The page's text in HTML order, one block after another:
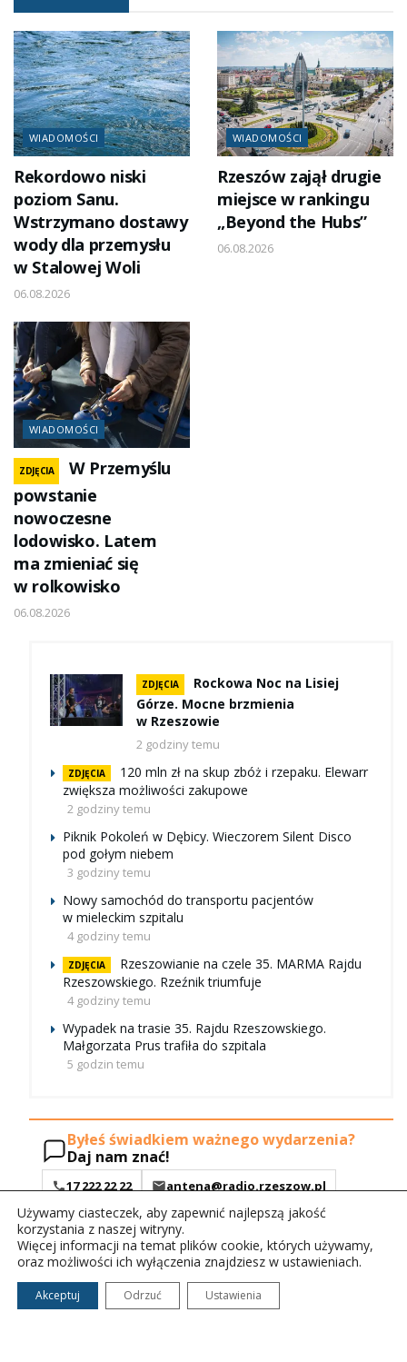
WIADOMOŚCI
Rekordowo niski
poziom Sanu.
Wstrzymano dostawy
wody dla przemysłu
w Stalowej Woli
06.08.2026
WIADOMOŚCI
Rzeszów zajął drugie
miejsce w rankingu
„Beyond the Hubs”
06.08.2026
WIADOMOŚCI
ZDJĘCIA
W Przemyślu
powstanie
nowoczesne
lodowisko. Latem
ma zmieniać się
w rolkowisko
06.08.2026
ZDJĘCIA
Rockowa Noc na Lisiej
Górze. Mocne brzmienia
w Rzeszowie
2 godziny temu
ZDJĘCIA
120 mln zł na skup zbóż i rzepaku. Elewarr
zwiększa możliwości zakupowe
2 godziny temu
Piknik Pokoleń w Dębicy. Wieczorem Silent Disco
pod gołym niebem
3 godziny temu
Nowy samochód do transportu pacjentów
w mieleckim szpitalu
4 godziny temu
ZDJĘCIA
Rzeszowianie na czele 35. MARMA Rajdu
Rzeszowskiego. Rzeźnik triumfuje
4 godziny temu
Wypadek na trasie 35. Rajdu Rzeszowskiego.
Małgorzata Prus trafiła do szpitala
5 godzin temu
Byłeś świadkiem ważnego wydarzenia?
Daj nam znać!
17 222 22 22
antena@radio.rzeszow.pl
Otwórz formularz
Używamy ciasteczek, aby zapewnić najlepszą jakość
korzystania z naszej witryny.
Więcej informacji na temat plików cookie, których używamy,
oraz możliwości ich wyłączenia znajdziesz w ustawieniach.
Akceptuj Odrzuć Ustawienia